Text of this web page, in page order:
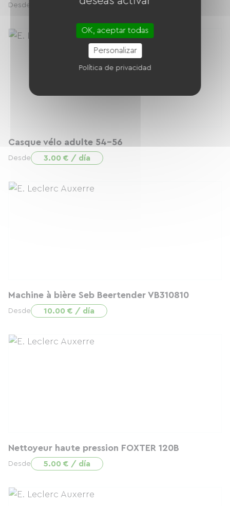
Desde 7.00 € / día
Casque vélo adulte 54-56
Desde 3.00 € / día
Machine à bière Seb Beertender VB310810
Desde 10.00 € / día
Nettoyeur haute pression FOXTER 120B
Desde 5.00 € / día
OK, aceptar todas
Personalizar
Política de privacidad